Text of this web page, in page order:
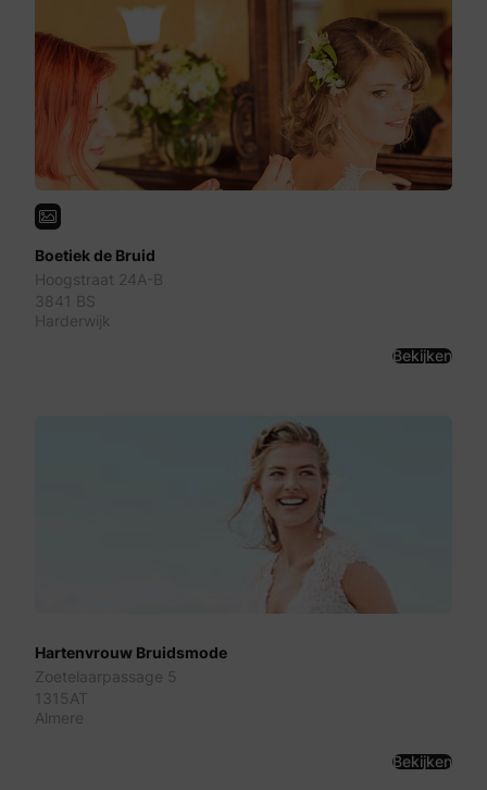
Boetiek de Bruid
Hoogstraat 24A-B
3841 BS
Harderwijk
Bekijken
Hartenvrouw Bruidsmode
Zoetelaarpassage 5
1315AT
Almere
Bekijken